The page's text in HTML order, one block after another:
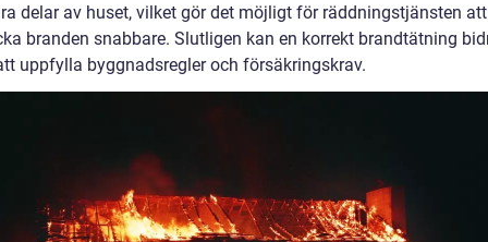
delar av huset, vilket gör det möjligt för räddningstjänsten att
branden snabbare. Slutligen kan en korrekt brandtätning
uppfylla byggnadsregler och försäkringskrav.